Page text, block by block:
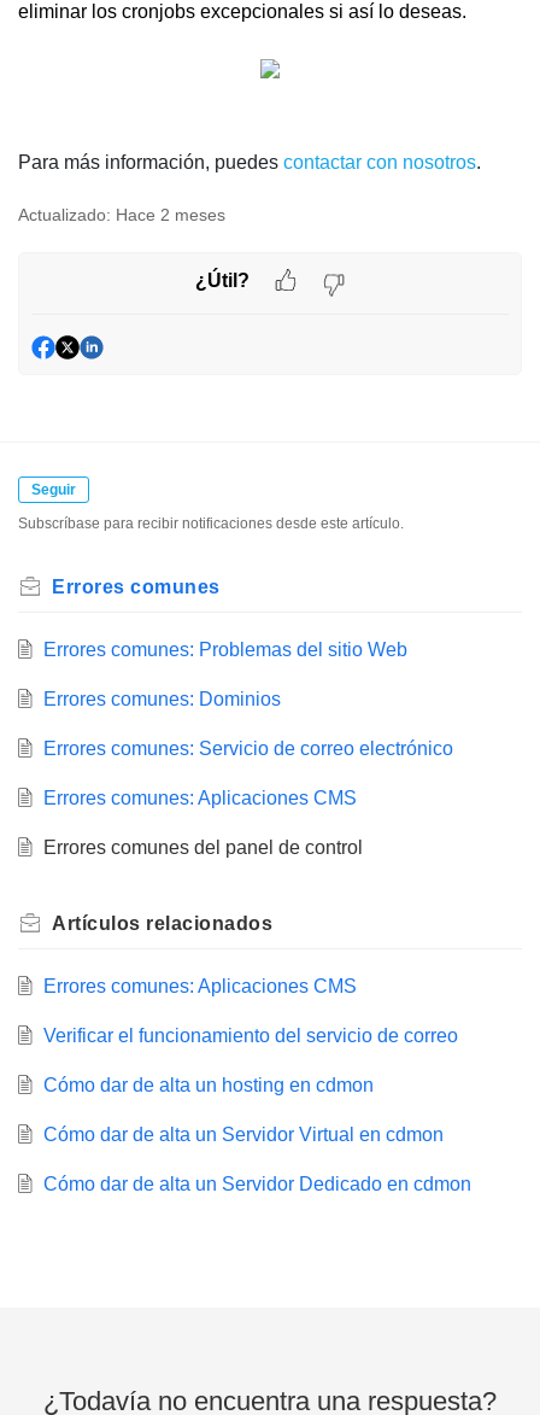
eliminar los cronjobs excepcionales si así lo deseas.
Para más información, puedes contactar con nosotros.
Actualizado: Hace 2 meses
¿Útil?
Seguir
Subscríbase para recibir notificaciones desde este artículo.
Errores comunes
Errores comunes: Problemas del sitio Web
Errores comunes: Dominios
Errores comunes: Servicio de correo electrónico
Errores comunes: Aplicaciones CMS
Errores comunes del panel de control
Artículos relacionados
Errores comunes: Aplicaciones CMS
Verificar el funcionamiento del servicio de correo
Cómo dar de alta un hosting en cdmon
Cómo dar de alta un Servidor Virtual en cdmon
Cómo dar de alta un Servidor Dedicado en cdmon
¿Todavía no encuentra una respuesta?